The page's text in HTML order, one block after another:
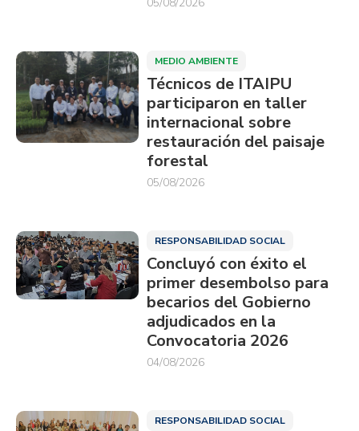
MEDIO AMBIENTE
Técnicos de ITAIPU
participaron en taller
internacional sobre
restauración del paisaje
forestal
05/08/2026
RESPONSABILIDAD SOCIAL
Concluyó con éxito el
primer desembolso para
becarios del Gobierno
adjudicados en la
Convocatoria 2026
04/08/2026
RESPONSABILIDAD SOCIAL